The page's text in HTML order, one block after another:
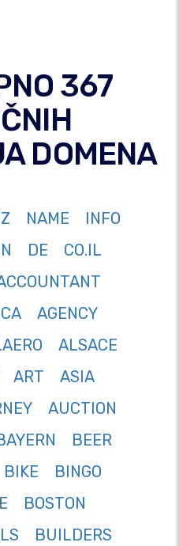
367
DOMENA
NAME
INFO
DE
CO.IL
AGENCY
ALSACE
ART
ASIA
AUCTION
BEER
BIKE
BINGO
BOSTON
BUILDERS